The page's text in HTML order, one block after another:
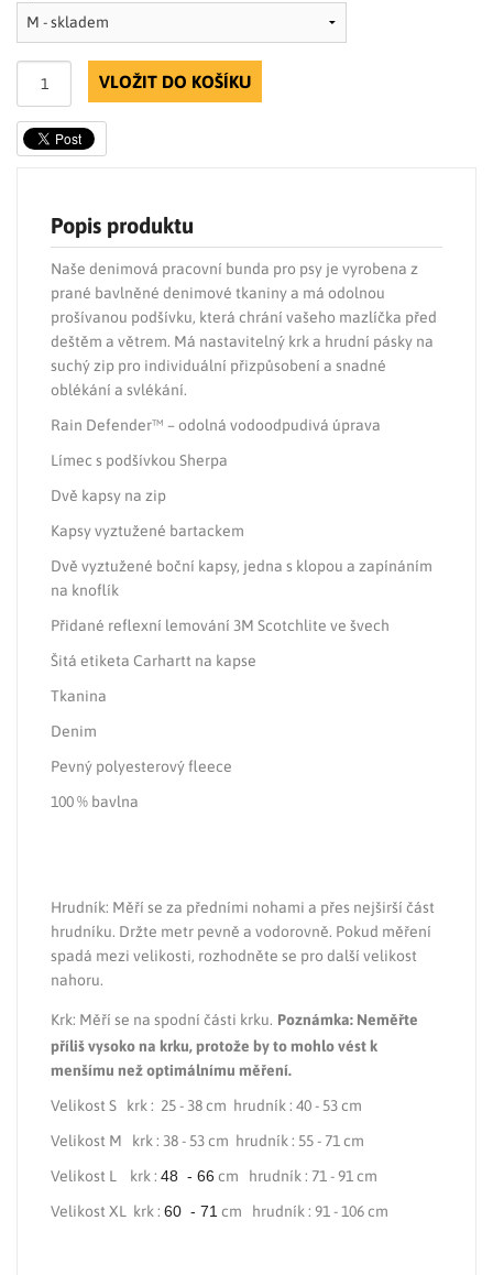
VLOŽIT DO KOŠÍKU
Popis produktu
Naše denimová pracovní bunda pro psy je vyrobena z
prané bavlněné denimové tkaniny a má odolnou
prošívanou podšívku, která chrání vašeho mazlíčka před
deštěm a větrem. Má nastavitelný krk a hrudní pásky na
suchý zip pro individuální přizpůsobení a snadné
oblékání a svlékání.
Rain Defender™ – odolná vodoodpudivá úprava
Límec s podšívkou Sherpa
Dvě kapsy na zip
Kapsy vyztužené bartackem
Dvě vyztužené boční kapsy, jedna s klopou a zapínáním
na knoflík
Přidané reflexní lemování 3M Scotchlite ve švech
Šitá etiketa Carhartt na kapse
Tkanina
Denim
Pevný polyesterový fleece
100 % bavlna
Hrudník: Měří se za předními nohami a přes nejširší část
hrudníku. Držte metr pevně a vodorovně. Pokud měření
spadá mezi velikosti, rozhodněte se pro další velikost
nahoru.
Krk: Měří se na spodní části krku. Poznámka: Neměřte
příliš vysoko na krku, protože by to mohlo vést k
menšímu než optimálnímu měření.
Velikost S krk : 25 - 38 cm hrudník : 40 - 53 cm
Velikost M krk : 38 - 53 cm hrudník : 55 - 71 cm
Velikost L krk : 48 - 66 cm hrudník : 71 - 91 cm
Velikost XL krk : 60 - 71 cm hrudník : 91 - 106 cm